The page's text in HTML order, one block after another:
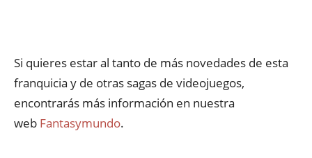
Si quieres estar al tanto de más novedades de esta
franquicia y de otras sagas de videojuegos,
encontrarás más información en nuestra
web Fantasymundo.